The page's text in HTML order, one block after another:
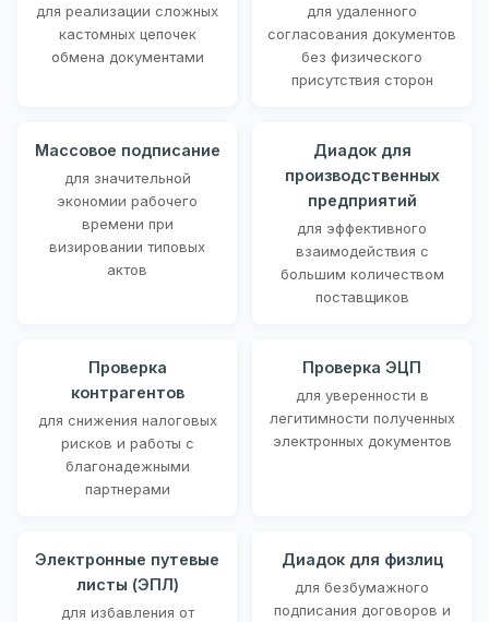
для реализации сложных
кастомных цепочек
обмена документами
для удаленного
согласования документов
без физического
присутствия сторон
Массовое подписание
для значительной
экономии рабочего
времени при
визировании типовых
актов
Диадок для
производственных
предприятий
для эффективного
взаимодействия с
большим количеством
поставщиков
Проверка
контрагентов
для снижения налоговых
рисков и работы с
благонадежными
партнерами
Проверка ЭЦП
для уверенности в
легитимности полученных
электронных документов
Электронные путевые
листы (ЭПЛ)
для избавления от
Диадок для физлиц
для безбумажного
подписания договоров и